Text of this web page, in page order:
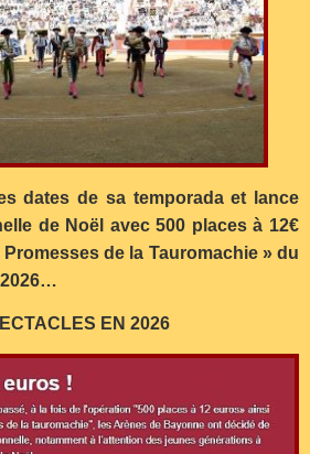
dates de sa temporada et lance
de Noël avec 500 places à 12€
de la Tauromachie » du
EN 2026